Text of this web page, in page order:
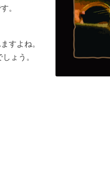
。
すよね。
ょう。